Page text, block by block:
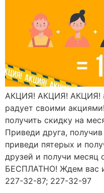
АКЦИЯ! АКЦИЯ! АКЦИЯ!
радует своими
получить скидку на
Приведи друга,
приведи пятерых и
друзей и получи месяц
БЕСПЛАТНО! Ждем вас
227-32-87; 227-32-97